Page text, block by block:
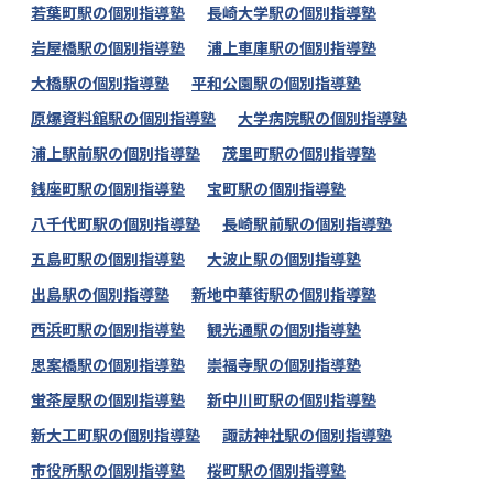
若葉町駅の個別指導塾
長崎大学駅の個別指導塾
岩屋橋駅の個別指導塾
浦上車庫駅の個別指導塾
大橋駅の個別指導塾
平和公園駅の個別指導塾
原爆資料館駅の個別指導塾
大学病院駅の個別指導塾
浦上駅前駅の個別指導塾
茂里町駅の個別指導塾
銭座町駅の個別指導塾
宝町駅の個別指導塾
八千代町駅の個別指導塾
長崎駅前駅の個別指導塾
五島町駅の個別指導塾
大波止駅の個別指導塾
出島駅の個別指導塾
新地中華街駅の個別指導塾
西浜町駅の個別指導塾
観光通駅の個別指導塾
思案橋駅の個別指導塾
崇福寺駅の個別指導塾
蛍茶屋駅の個別指導塾
新中川町駅の個別指導塾
新大工町駅の個別指導塾
諏訪神社駅の個別指導塾
市役所駅の個別指導塾
桜町駅の個別指導塾